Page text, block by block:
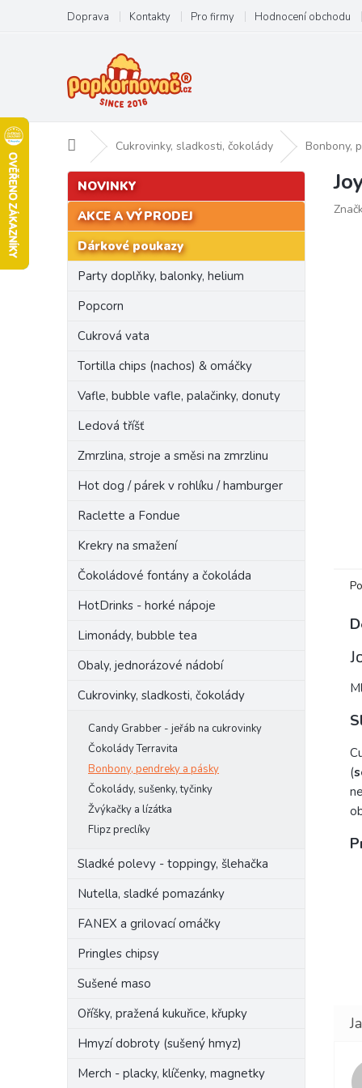
obsah
Doprava Kontakty Pro firmy Hodnocení obchodu
Domů Cukrovinky, sladkosti, čokolády Bonbony,
P
o
t
Přeskočit
kategorie
NOVINKY
AKCE A VÝPRODEJ
Dárkové poukazy
Party doplňky, balonky, helium
Popcorn
Cukrová vata
Tortilla chips (nachos) & omáčky
Vafle, bubble vafle, palačinky, donuty
Ledová tříšť
Zmrzlina, stroje a směsi na zmrzlinu
Hot dog / párek v rohlíku / hamburger
Raclette a Fondue
Krekry na smažení
Čokoládové fontány a čokoláda
HotDrinks - horké nápoje
Limonády, bubble tea
Obaly, jednorázové nádobí
Cukrovinky, sladkosti, čokolády
Candy Grabber - jeřáb na cukrovinky
Čokolády Terravita
Bonbony, pendreky a pásky
Čokolády, sušenky, tyčinky
Žvýkačky a lízátka
Flipz preclíky
Sladké polevy - toppingy, šlehačka
Nutella, sladké pomazánky
FANEX a grilovací omáčky
Pringles chipsy
Sušené maso
Oříšky, pražená kukuřice, křupky
Hmyzí dobroty (sušený hmyz)
Merch - placky, klíčenky, magnetky
(